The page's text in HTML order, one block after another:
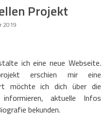
Projekt
2019
ich eine neue Webseite.
erschien mir eine
möchte ich dich über die
informieren, aktuelle Infos
bekunden.